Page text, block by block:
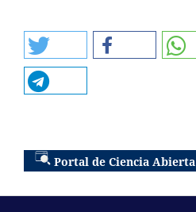
Portal de Ciencia Abierta